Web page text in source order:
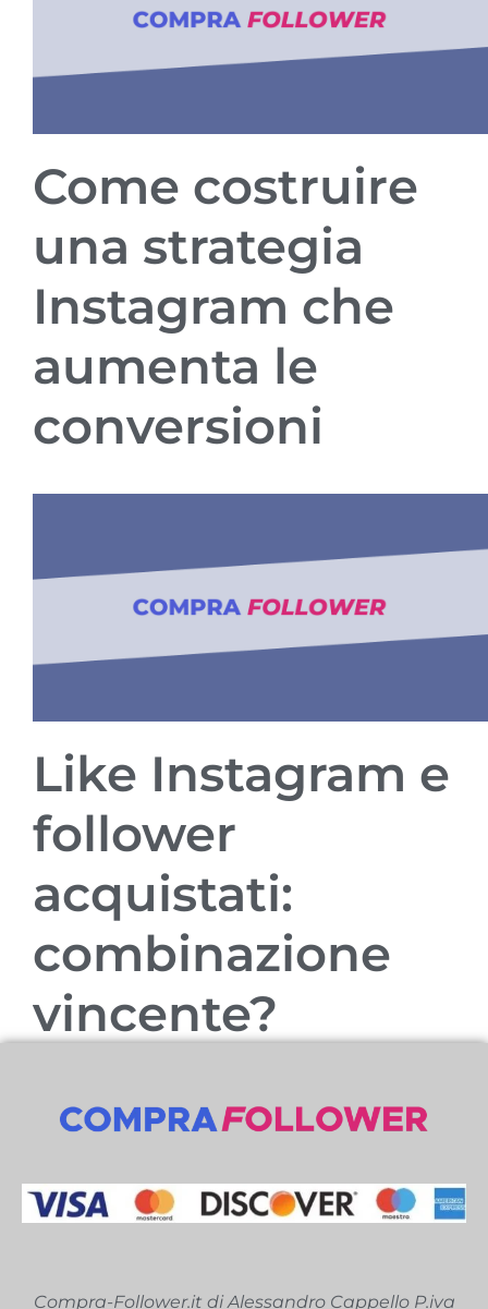
Come costruire
una strategia
Instagram che
aumenta le
conversioni
Like Instagram e
follower
acquistati:
combinazione
vincente?
Compra-Follower.it di Alessandro Cappello P.iva